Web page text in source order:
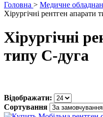
Головна > Медичне
Хірургічні рентген апарати
Хірургічні
типу С-дуга
Відображати:
Сортування